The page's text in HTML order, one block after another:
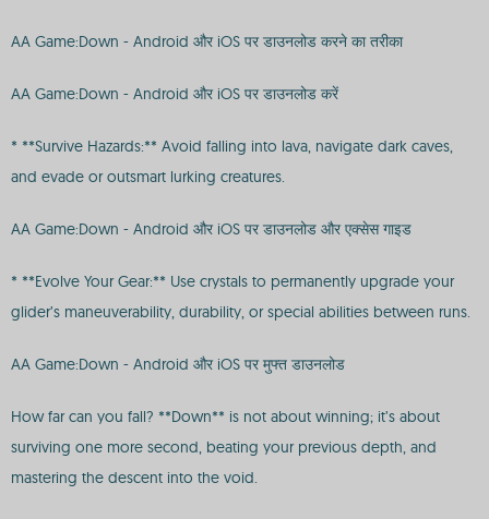
AA Game:Down - Android और iOS पर डाउनलोड करने का तरीका
AA Game:Down - Android और iOS पर डाउनलोड करें
* **Survive Hazards:** Avoid falling into lava, navigate dark caves,
and evade or outsmart lurking creatures.
AA Game:Down - Android और iOS पर डाउनलोड और एक्सेस गाइड
* **Evolve Your Gear:** Use crystals to permanently upgrade your
glider’s maneuverability, durability, or special abilities between runs.
AA Game:Down - Android और iOS पर मुफ्त डाउनलोड
How far can you fall? **Down** is not about winning; it’s about
surviving one more second, beating your previous depth, and
mastering the descent into the void.